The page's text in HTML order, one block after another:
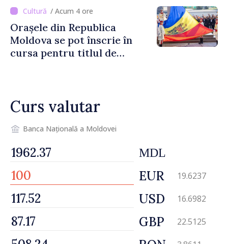
/ Acum 4 ore
Orașele din Republica
Moldova se pot înscrie în
cursa pentru titlul de
Curs valutar
Banca Națională a Moldovei
MDL
EUR 19.6237
USD 16.6982
GBP 22.5125